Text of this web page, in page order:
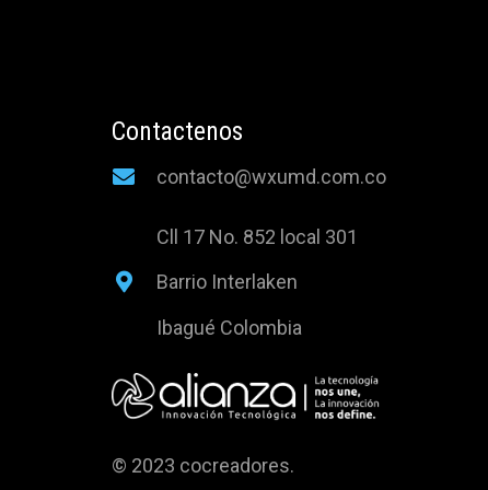
Contactenos
contacto@wxumd.com.co
Cll 17 No. 852 local 301
Barrio Interlaken
Ibagué Colombia
© 2023 cocreadores.